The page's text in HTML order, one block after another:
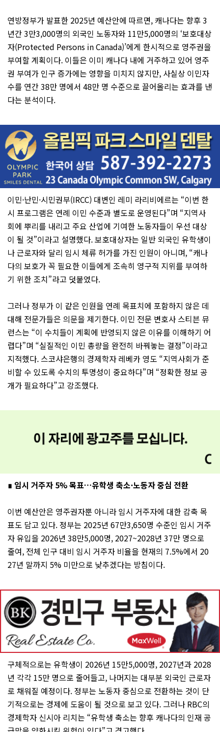
연방정부가 발표한 2025년 예산안에 따르면, 캐나다는 향후 3
년간 3만3,000명의 외국인 노동자와 11만5,000명의 ‘보호대상
자(Protected Persons in Canada)’에게 한시적으로 영주권을
부여할 계획이다. 이들은 이미 캐나다 내에 거주하고 있어 영주
권 부여가 인구 증가에는 영향을 미치지 않지만, 사실상 이민자
수를 연간 38만 명에서 48만 명 수준으로 끌어올리는 효과를 낸
다는 분석이다.
이민·난민·시민권부(IRCC) 대변인 레미 라리비에르는 “이번 한
시 프로그램은 연례 이민 수준과 별도로 운영된다”며 “지역사
회에 뿌리를 내리고 주요 산업에 기여한 노동자들이 우선 대상
이 될 것”이라고 설명했다. 보호대상자는 일반 외국인 유학생이
나 근로자와 달리 임시 체류 허가를 가진 인원이 아니며, “캐나
다의 보호가 꼭 필요한 이들에게 조속히 영구적 지위를 부여하
기 위한 조치”라고 덧붙였다.
그러나 정부가 이 같은 인원을 연례 목표치에 포함하지 않은 데
대해 전문가들은 의문을 제기한다. 이민 전문 변호사 스티븐 뮤
런스는 “이 수치들이 계획에 반영되지 않은 이유를 이해하기 어
렵다”며 “실질적인 이민 총량을 완전히 바꿔놓는 결정”이라고
지적했다. 스코샤은행의 경제학자 레베카 영도 “지역사회가 준
비할 수 있도록 수치의 투명성이 중요하다”며 “정확한 정보 공
개가 필요하다”고 강조했다.
∎ 임시 거주자 5% 목표…유학생 축소·노동자 중심 전환
이번 예산안은 영주권자뿐 아니라 임시 거주자에 대한 감축 목
표도 담고 있다. 정부는 2025년 67만3,650명 수준인 임시 거주
자 유입을 2026년 38만5,000명, 2027~2028년 37만 명으로
줄여, 전체 인구 대비 임시 거주자 비율을 현재의 7.5%에서 20
27년 말까지 5% 미만으로 낮추겠다는 방침이다.
구체적으로는 유학생이 2026년 15만5,000명, 2027년과 2028
년 각각 15만 명으로 줄어들고, 나머지는 대부분 외국인 근로자
로 채워질 예정이다. 정부는 노동자 중심으로 전환하는 것이 단
기적으로는 경제에 도움이 될 것으로 보고 있다. 그러나 RBC의
경제학자 신시아 리치는 “유학생 축소는 향후 캐나다의 인재 공